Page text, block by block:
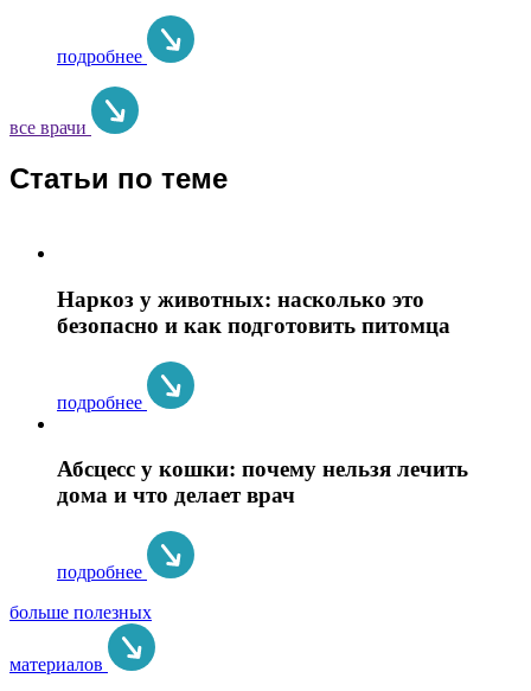
подробнее
все врачи
Статьи по теме
Наркоз у животных: насколько это
безопасно и как подготовить питомца
подробнее
Абсцесс у кошки: почему нельзя лечить
дома и что делает врач
подробнее
больше полезных
материалов